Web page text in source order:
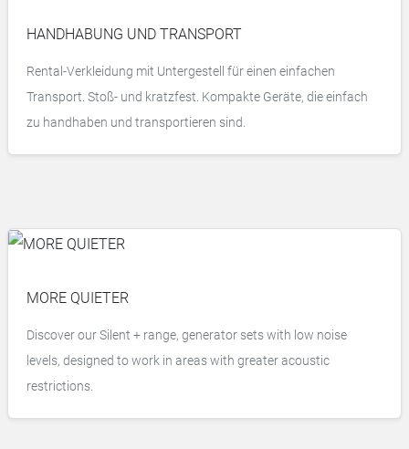
HANDHABUNG UND TRANSPORT
Rental-Verkleidung mit Untergestell für einen einfachen
Transport. Stoß- und kratzfest. Kompakte Geräte, die einfach
zu handhaben und transportieren sind.
MORE QUIETER
Discover our Silent + range, generator sets with low noise
levels, designed to work in areas with greater acoustic
restrictions.